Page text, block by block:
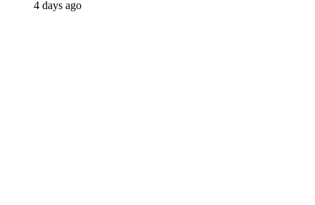
4 days ago